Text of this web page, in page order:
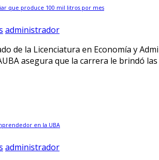
que produce 100 mil litros por mes
administrador
de la Licenciatura en Economía y
asegura que la carrera le brindó
en la UBA
administrador